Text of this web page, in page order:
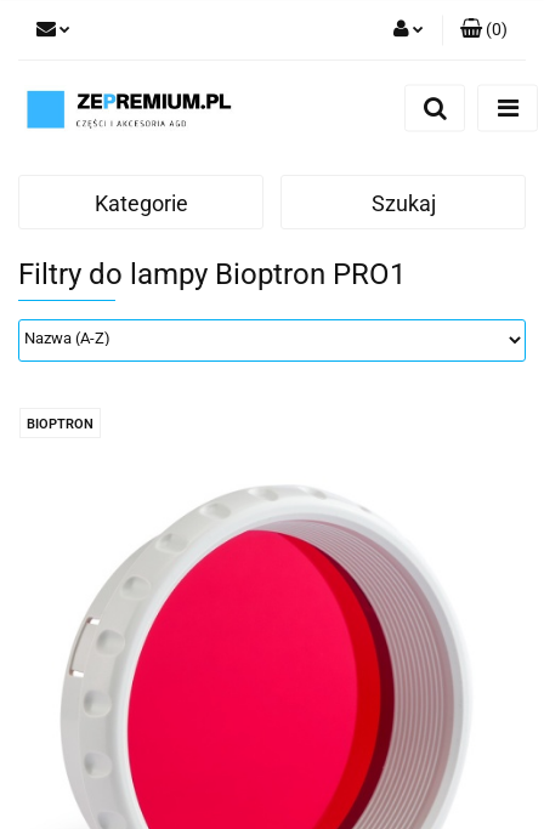
(0)
Kategorie Szukaj
Filtry do lampy Bioptron PRO1
BIOPTRON